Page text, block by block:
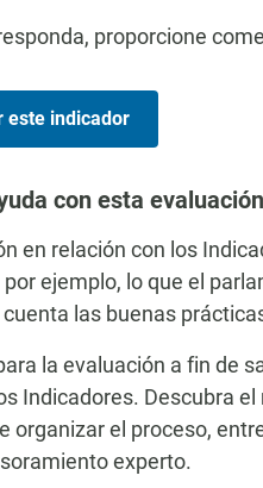
proporcione
este indicador
con esta evaluación
en relación con los
ejemplo, lo que el
las buenas
la evaluación a fin de
Indicadores. Descubra
organizar el proceso,
experto.